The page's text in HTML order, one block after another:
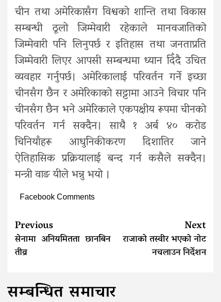
चीन तथा अमेरिकासँग विश्वको शान्ति तथा विकास
सम्बन्धी ठूलो जिम्मेवारी रहेकाले मानवजातिको
जिम्मेवारी पनि लिनुपर्छ र इतिहास तथा जनताप्रति
जिम्मेवारी लिएर आपसी सम्बन्धमा ध्यान दिँदै उचित
व्यवहार गर्नुपर्छ। अमेरिकालाई परिवर्तन गर्ने इच्छा
चीनसँग छैन र अमेरिकाको सट्टामा आउने विचार पनि
चीनसँग छैन भने अमेरिकाले एकपक्षीय रूपमा चीनको
परिवर्तन गर्न सक्दैन। साथै १ अर्ब ४० करोड
चिनियाँहरू आधुनिकीकरण दिशातिर जाने
ऐतिहासिक प्रक्रियालाई बन्द गर्न कसैले सक्दैन।
मन्त्री वाङ यीले भन्नु भयो ।
Facebook Comments
Continue
Reading
Previous
सेनामा अनियमितता छानबिन
तीव्र
Next
राजाको तस्वीर भएको नोट
नचलाउन निर्देशन
सम्बन्धित समाचार